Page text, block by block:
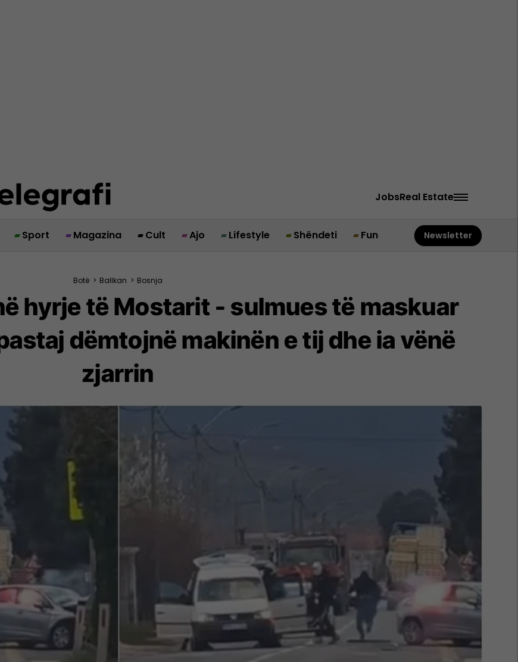
JobsReal Estate
Sport Magazina Cult Ajo Lifestyle Shëndeti Fun Newsletter
Botë > Ballkan > Bosnja
hyrje të Mostarit - sulmues të maskuar
dëmtojnë makinën e tij dhe ia vënë
zjarrin